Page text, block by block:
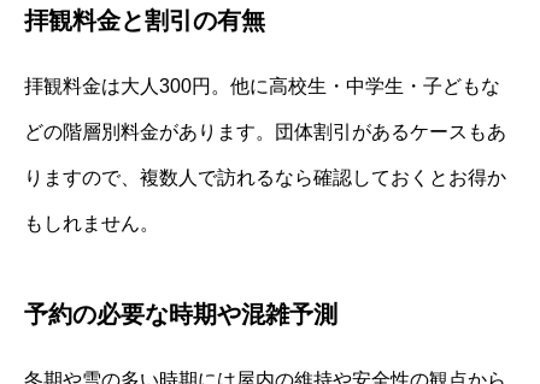
拝観料金と割引の有無
拝観料金は大人300円。他に高校生・中学生・子どもな
どの階層別料金があります。団体割引があるケースもあ
りますので、複数人で訪れるなら確認しておくとお得か
もしれません。
予約の必要な時期や混雑予測
冬期や雪の多い時期には屋内の維持や安全性の観点から